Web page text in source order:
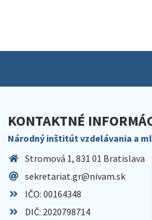
KONTAKTNÉ
Národný inštitút vzdelávania a
Stromová 1, 831 01 Bratislava
sekretariat.gr@nivam.sk
IČO: 00164348
DIČ: 2020798714